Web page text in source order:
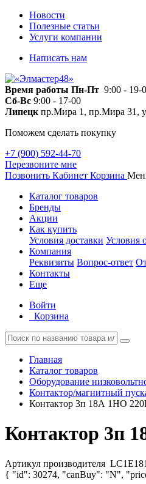
Новости
Полезные статьи
Услуги компании
Написать нам
Время работы Пн-Пт 9:00 - 19-
Сб-Вс 9:00 - 17-00
Липецк пр.Мира 1, пр.Мира 31,
Поможем сделать покупку
+7 (900) 592-44-70
Перезвоните мне
Позвонить Кабинет Корзина
Каталог товаров
Бренды
Акции
Как купить
Условия доставки Условия
Компания
Реквизиты Вопрос-ответ
Контакты
Еще
Войти
Корзина
Главная
Каталог товаров
Оборудование
Контактор/магнитный
Контактор 3п 18А 1НО
Контактор 3п
Артикул производителя
{ "id": 30274, "canBuy": "N",